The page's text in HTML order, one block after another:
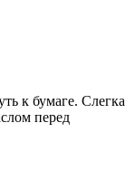
к бумаге. Слегка
перед